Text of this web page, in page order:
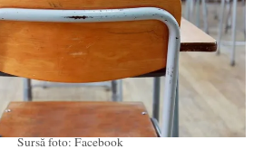
Sursă foto: Facebook